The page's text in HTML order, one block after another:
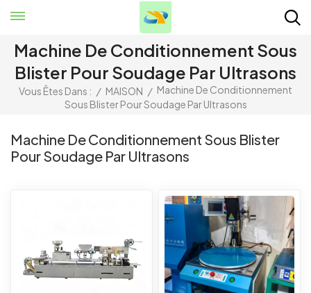
Machine De Conditionnement Sous
Blister Pour Soudage Par Ultrasons
Vous Êtes Dans : / MAISON / Machine De Conditionnement
Sous Blister Pour Soudage Par Ultrasons
Machine De Conditionnement Sous Blister
Pour Soudage Par Ultrasons